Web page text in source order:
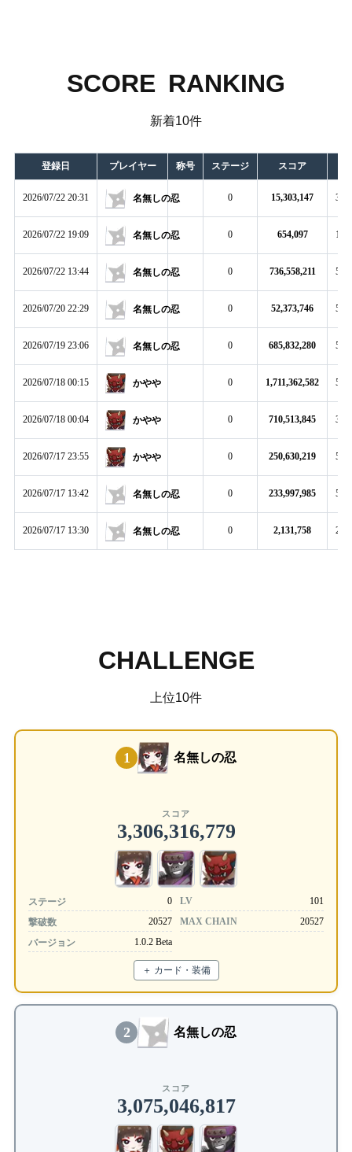
SCORE RANKING
新着10件
登録日 プレイヤー 称号 ステージ スコア
2026/07/22 20:31 名無しの忍 0 15,303,147
2026/07/22 19:09 名無しの忍 0 654,097
2026/07/22 13:44 名無しの忍 0 736,558,211
2026/07/20 22:29 名無しの忍 0 52,373,746
2026/07/19 23:06 名無しの忍 0 685,832,280
2026/07/18 00:15 かやや 0 1,711,362,582
2026/07/18 00:04 かやや 0 710,513,845
2026/07/17 23:55 かやや 0 250,630,219
2026/07/17 13:42 名無しの忍 0 233,997,985
2026/07/17 13:30 名無しの忍 0 2,131,758
CHALLENGE
上位10件
1 名無しの忍
スコア
3,306,316,779
ステージ 0 LV
101
撃破数
20527 MAX CHAIN
20527
バージョン
1.0.2 Beta
＋ カード・装備
2 名無しの忍
スコア
3,075,046,817